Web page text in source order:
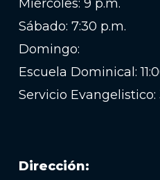
Miércoles: 9 p.m.
Sábado: 7:30 p.m.
Domingo:
Escuela Dominical:
Servicio Evangelistico:
Dirección: